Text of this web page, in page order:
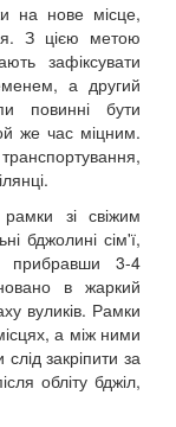
на нове місце,
З цією метою
зафіксувати
а другий
повинні бути
же час міцним.
зі свіжим
бджолині сім'ї,
прибравши 3-4
в жаркий
вуликів. Рамки
а між ними
закріпити за
обліту бджіл,